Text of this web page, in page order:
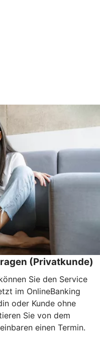
(Privatkunde)
Sie den Service
im OnlineBanking
oder Kunde ohne
Sie von dem
einen Termin.